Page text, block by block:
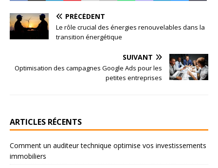
PRÉCÉDENT
Le rôle crucial des énergies renouvelables dans la
transition énergétique
SUIVANT
Optimisation des campagnes Google Ads pour les
petites entreprises
ARTICLES RÉCENTS
Comment un auditeur technique optimise vos investissements
immobiliers